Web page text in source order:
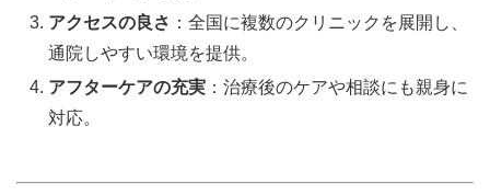
アクセスの良さ ：全国に複数のクリニックを展開し、
通院しやすい環境を提供。
アフターケアの充実 ：治療後のケアや相談にも親身に
対応。